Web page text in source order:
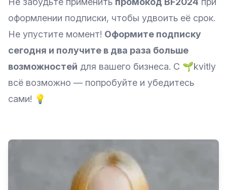
оформлении подписки, чтобы удвоить её срок.
Не упустите момент! Оформите подписку
сегодня и получите в два раза больше
возможностей для вашего бизнеса. С 🌱kvitly
всё возможно — попробуйте и убедитесь
сами! 💡